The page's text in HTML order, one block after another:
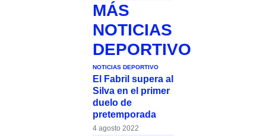
MÁS
NOTICIAS
DEPORTIVO
NOTICIAS DEPORTIVO
El Fabril supera al
Silva en el primer
duelo de
pretemporada
4 agosto 2022